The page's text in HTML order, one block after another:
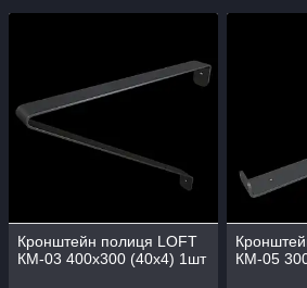
Кронштейн полиця LOFT
КМ-03 400х300 (40х4) 1шт
КМ-05